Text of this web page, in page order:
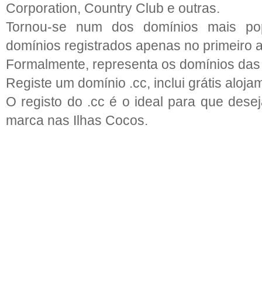
Corporation, Country Club e outras.
Tornou-se num dos domínios mais
domínios registrados apenas no primeiro
Formalmente, representa os domínios
Registe um domínio .cc, inclui grátis
O registo do .cc é o ideal para que
marca nas Ilhas Cocos.